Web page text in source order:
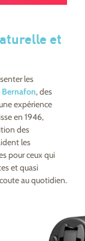
et
les
Bernafon, des
expérience
en 1946,
des
les
pour ceux qui
et quasi
au quotidien.